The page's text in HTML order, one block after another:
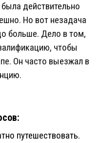
действительно
Но вот незадача
больше. Дело в том,
чтобы
Он часто выезжал в
путешествовать.